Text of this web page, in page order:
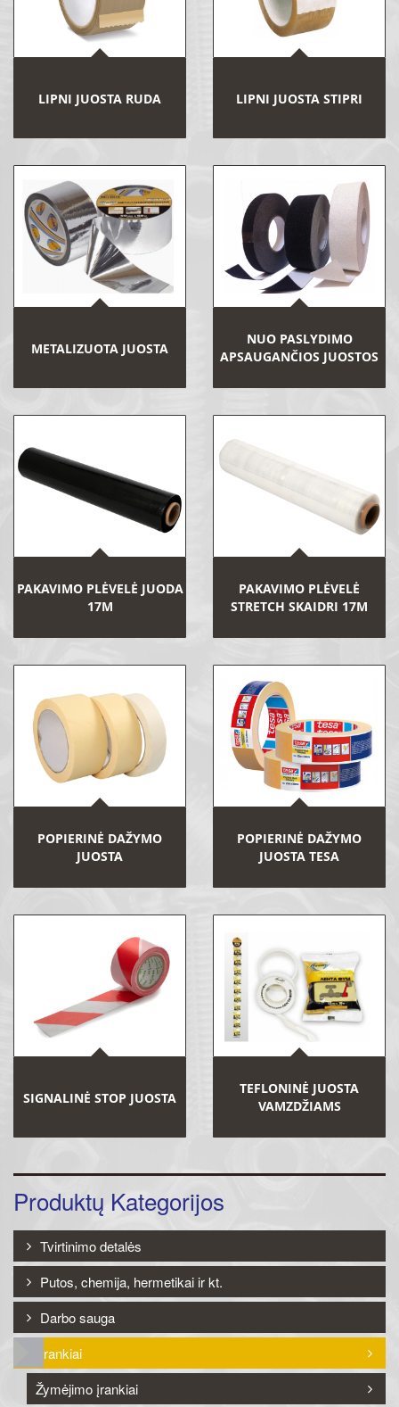
LIPNI JUOSTA RUDA LIPNI JUOSTA STIPRI
METALIZUOTA JUOSTA
NUO PASLYDIMO
APSAUGANČIOS JUOSTOS
PAKAVIMO PLĖVELĖ JUODA
17Μ
PAKAVIMO PLĖVELĖ
STRETCH SKAIDRI 17Μ
POPIERINĖ DAŽYMO
JUOSTA
POPIERINĖ DAŽYMO
JUOSTA TESA
SIGNALINĖ STOP JUOSTA
TEFLONINĖ JUOSTA
VAMZDŽIAMS
Produktų Kategorijos
Tvirtinimo detalės
Putos, chemija, hermetikai ir kt.
Darbo sauga
Įrankiai
Žymėjimo įrankiai